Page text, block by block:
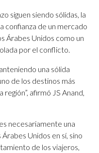
siguen siendo sólidas, la
confianza de un mercado
Árabes Unidos como un
por el conflicto.
una sólida
de los destinos más
afirmó JS Anand,
necesariamente una
Unidos en sí, sino
de los viajeros,